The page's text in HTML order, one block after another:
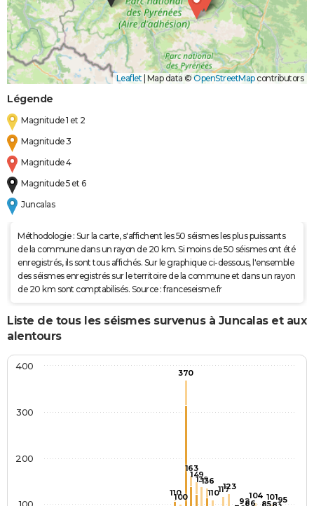
Leaflet Map data ©OpenStreetMapcontributors
Légende
Magnitude 1 et 2
Magnitude 3
Magnitude 4
Magnitude 5 et 6
Juncalas
Méthodologie : Sur la carte, s'affichent les 50 séismes les plus puissants
de la commune dans un rayon de 20 km. Si moins de 50 séismes ont été
enregistrés, ils sont tous affichés. Sur le graphique ci-dessous, l'ensemble
des séismes enregistrés sur le territoire de la commune et dans un rayon
de 20 km sont comptabilisés. Source : franceseisme.fr
Liste de tous les séismes survenus à Juncalas et aux
alentours
110
100
370
163
149139136
110117123
9286
104
85
10195
200
300
400